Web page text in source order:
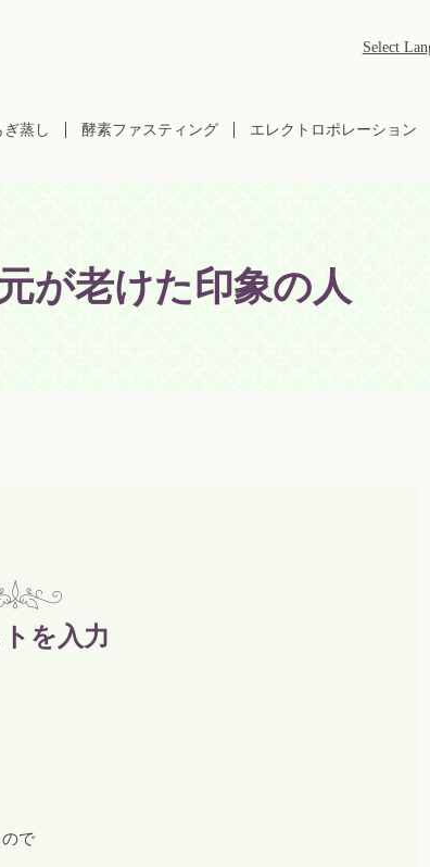
Select
ぎ蒸し 酵素ファスティング エレクトロポレーション
が老けた印象の人
を入力
で